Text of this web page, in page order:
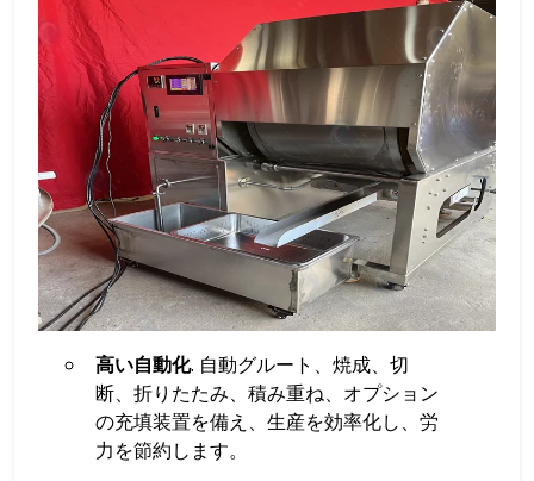
高い自動化. 自動グルート、焼成、切
断、折りたたみ、積み重ね、オプション
の充填装置を備え、生産を効率化し、労
力を節約します。